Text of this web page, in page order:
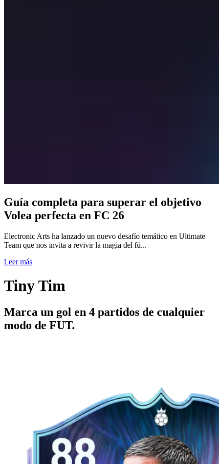
Guía completa para superar el objetivo
Volea perfecta en FC 26
Electronic Arts ha lanzado un nuevo desafío temático en Ultimate
Team que nos invita a revivir la magia del fú...
Leer más
Tiny Tim
Marca un gol en 4 partidos de cualquier
modo de FUT.